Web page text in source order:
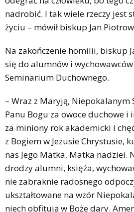
nadrobić. I tak wiele rzeczy jest
życiu – mówił biskup Jan
Na zakończenie homilii, biskup
się do alumnów i wychowawców
Seminarium Duchownego.
– Wraz z Maryją, Niepokalanym
Panu Bogu za owoce duchowe i
za miniony rok akademicki i
z Bogiem w Jezusie Chrystusie,
nas Jego Matka, Matka nadziei.
drodzy alumni, księża,
nie zabraknie radosnego
ukształtowane na wzór
niech obfitują w Boże dary.